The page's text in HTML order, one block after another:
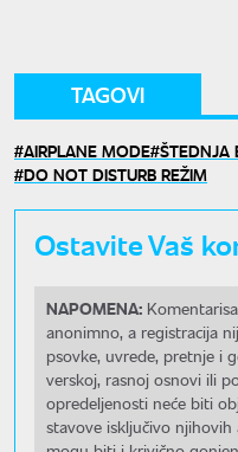
TAGOVI
AIRPLANE MODE ŠTEDNJA
DO NOT DISTURB REŽIM
Ostavite Vaš
NAPOMENA:
anonimno, a registracija
psovke, uvrede, pretnje i
verskoj, rasnoj osnovi ili
opredeljenosti neće biti
stavove isključivo